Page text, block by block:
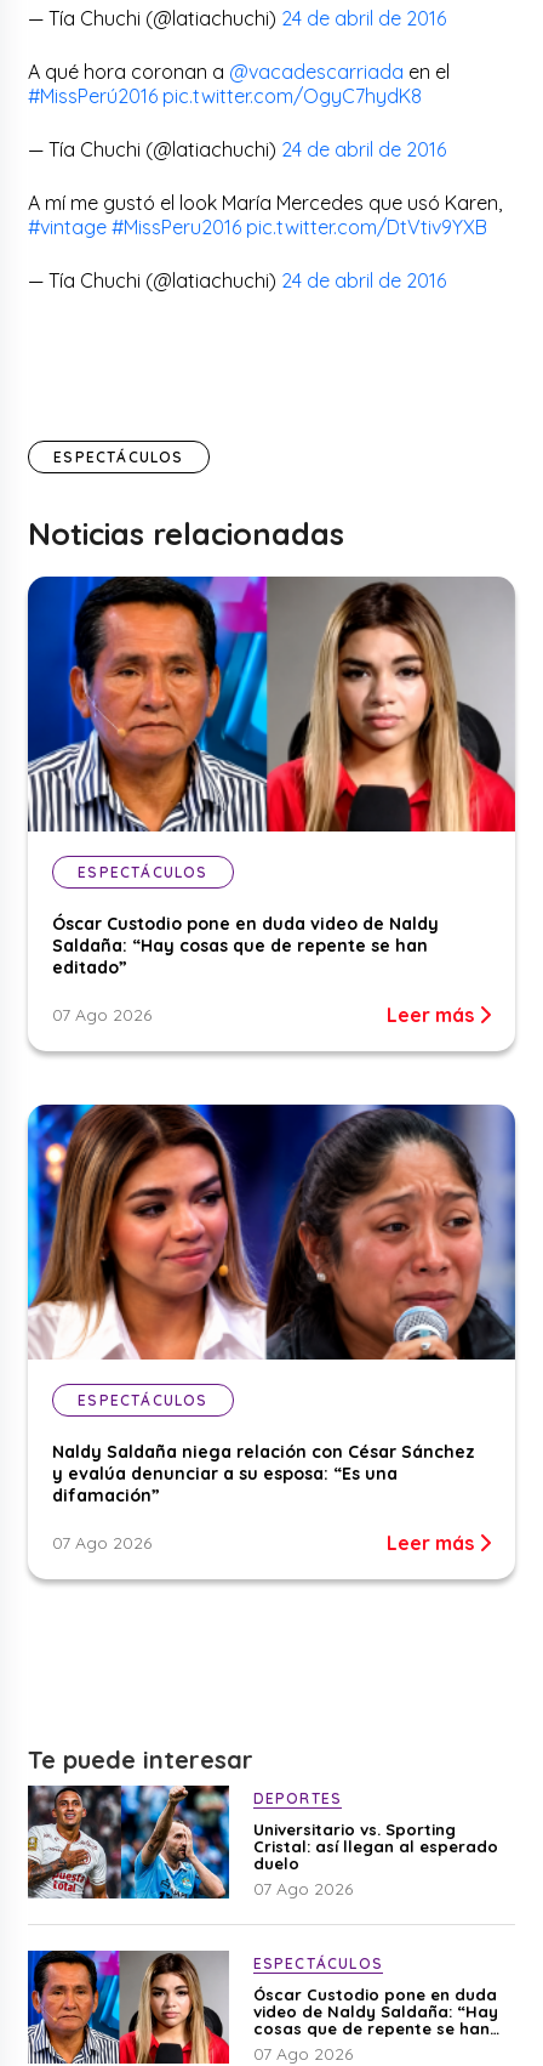
— Tía Chuchi (@latiachuchi) 24 de abril de 2016
A qué hora coronan a @vacadescarriada en el
#MissPerú2016 pic.twitter.com/OgyC7hydK8
— Tía Chuchi (@latiachuchi) 24 de abril de 2016
A mí me gustó el look María Mercedes que usó Karen,
#vintage #MissPeru2016 pic.twitter.com/DtVtiv9YXB
— Tía Chuchi (@latiachuchi) 24 de abril de 2016
ESPECTÁCULOS
Noticias relacionadas
ESPECTÁCULOS
Óscar Custodio pone en duda video de Naldy
Saldaña: “Hay cosas que de repente se han
editado”
07 Ago 2026 Leer más
ESPECTÁCULOS
Naldy Saldaña niega relación con César Sánchez
y evalúa denunciar a su esposa: “Es una
difamación”
07 Ago 2026 Leer más
Te puede interesar
DEPORTES
Universitario vs. Sporting
Cristal: así llegan al esperado
duelo
07 Ago 2026
ESPECTÁCULOS
Óscar Custodio pone en duda
video de Naldy Saldaña: “Hay
cosas que de repente se han
editado”
07 Ago 2026